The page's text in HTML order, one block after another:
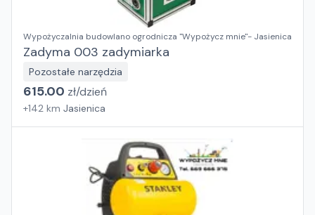
Wypożyczalnia budowlano ogrodnicza "Wypożycz mnie"- Jasienica
Zadyma 003 zadymiarka
Pozostałe narzędzia
615.00 zł/dzień
+142 km Jasienica